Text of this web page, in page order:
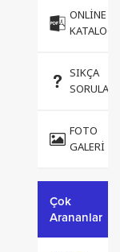
ONLINE
KATALOG
SIKÇA
FOTO
GALERI
Çok
Arananlar